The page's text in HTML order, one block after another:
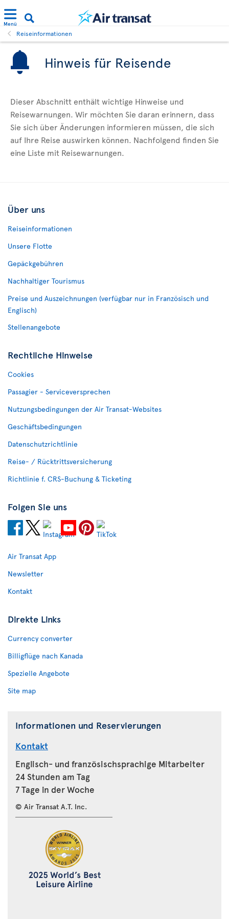
Menü
Reiseinformationen
Hinweis für Reisende
Dieser Abschnitt enthält wichtige Hinweise und
Reisewarnungen. Wir möchten Sie daran erinnern, dass
Sie sich über Änderungen informieren müssen, die sich
auf Ihre Reise auswirken können. Nachfolgend finden Sie
eine Liste mit Reisewarnungen.
Über uns
Reiseinformationen
Unsere Flotte
Gepäckgebühren
Nachhaltiger Tourismus
Preise und Auszeichnungen (verfügbar nur in Französisch und
Englisch)
Stellenangebote
Rechtliche Hinweise
Cookies
Passagier - Serviceversprechen
Nutzungsbedingungen der Air Transat-Websites
Geschäftsbedingungen
Datenschutzrichtlinie
Reise- / Rücktrittsversicherung
Richtlinie f. CRS-Buchung & Ticketing
Folgen Sie uns
Air Transat App
Newsletter
Kontakt
Direkte Links
Currency converter
Billigflüge nach Kanada
Spezielle Angebote
Site map
Informationen und Reservierungen
Kontakt
Englisch- und französischsprachige Mitarbeiter
24 Stunden am Tag
7 Tage in der Woche
© Air Transat A.T. Inc.